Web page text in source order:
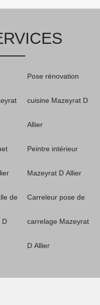
de
D
Pose rénovation
cuisine Mazeyrat D
Allier
Peintre intérieur
Mazeyrat D Allier
Carreleur pose de
carrelage Mazeyrat
D Allier